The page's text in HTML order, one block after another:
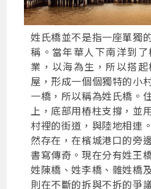
姓氏橋並不是指一座單獨
稱。當年華人下南洋到
業，以海為生，所以搭
屋，形成一個個獨特的小
一橋，所以稱為姓氏橋。
上，底部用樁柱支撐，並
村裡的街道，與陸地相連
然存在，在檳城港口的旁
書寫傳奇。現在分有姓王
姓陳橋、姓李橋、雜姓橋
則在不斷的拆與不拆的爭